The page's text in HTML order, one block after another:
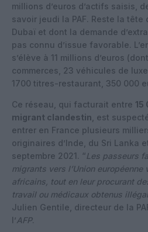
millions d’euros d’actifs saisis,
savoir jeudi la PAF. Reste la
Dubaï et dont la demande
pas connu d’issue favorable.
s’élève à 11 millions d’euros
commerces, 23 véhicules de
1700 titres-restaurant, 350 000
Ce réseau, qui facturait entre 15
migrant clandestin , est
entrer en France plusieurs
originaires d’Inde, du Sri Lanka
septembre 2021. “Les passeurs
migrants vers l’Union européenne
africains, tout en leur procurant
travail ou médicaux obtenus
Julien Gentile, directeur de la
l’AFP.